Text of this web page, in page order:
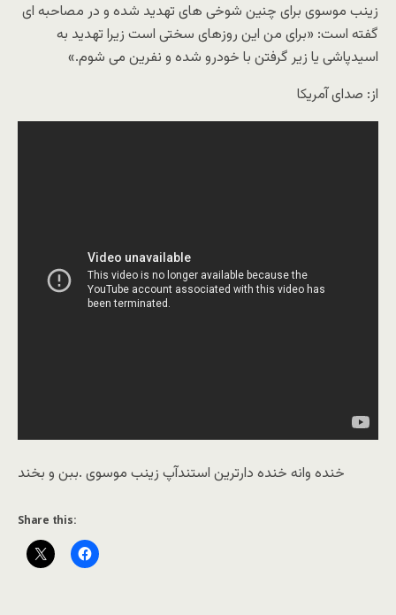
زینب موسوی برای چنین شوخی های تهدید شده و در مصاحبه ای
گفته است: «برای من این روزهای سختی است زیرا تهدید به
اسیدپاشی یا زیر گرفتن با خودرو شده و نفرین می شوم.»
از: صدای آمریکا
خنده وانه خنده دارترین استندآپ زینب موسوی .ببن و بخند
Share this: